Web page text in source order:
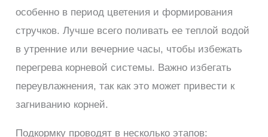
особенно в период цветения и формирования
стручков. Лучше всего поливать ее теплой водой
в утренние или вечерние часы, чтобы избежать
перегрева корневой системы. Важно избегать
переувлажнения, так как это может привести к
загниванию корней.
Подкормку проводят в несколько этапов: